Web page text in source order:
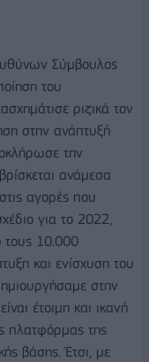
Σύμβουλος
του
ριζικά τον
στην ανάπτυξή
την
ανάμεσα
αγορές που
για το 2022,
τους 10.000
και ενίσχυση του
στην
έτοιμη και ικανή
πλατφόρμας της
βάσης. Έτσι, με